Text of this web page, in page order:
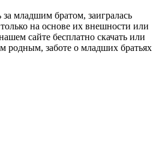
младшим братом, заигралась
на основе их внешности или
сайте бесплатно скачать или
родным, заботе о младших братьях